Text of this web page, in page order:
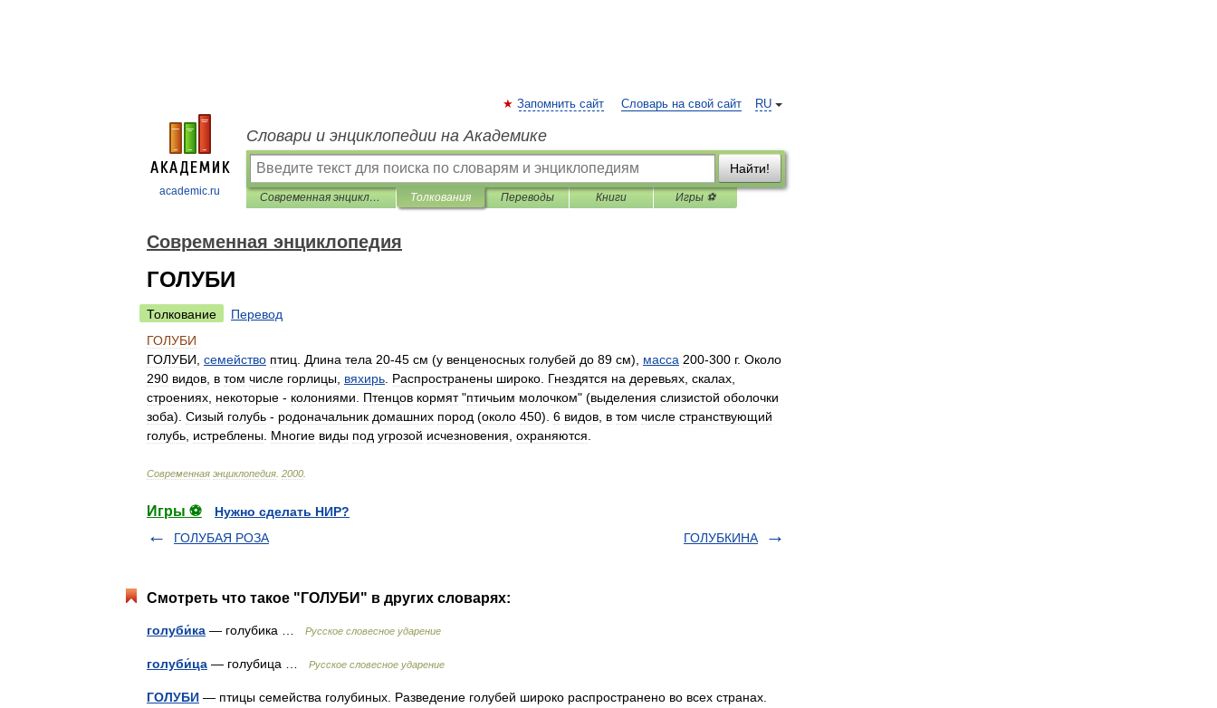
academic.ru
RU
Запомнить сайт Словарь на свой сайт
Словари и энциклопедии на Академике
Найти!
Современная энциклопедия Толкования Переводы Книги Игры ⚽
Современная энциклопедия
ГОЛУБИ
Толкование
Перевод
ГОЛУБИ
ГОЛУБИ семейство птиц Длина тела 20-45 см (у венценосных голубей до 89 см), масса 200-300 г. Около
290 видов в том числе горлицы вяхирь Распространены широко Гнездятся на деревьях скалах
строениях некоторые - колониями Птенцов кормят"птичьим молочком" (выделения слизистой оболочки
зоба). Сизый голубь - родоначальник домашних пород (около 450). 6 видов в том числе странствующий
голубь истреблены Многие виды под угрозой исчезновения охраняются
Современная энциклопедия 2000
Игры ⚽
Нужно сделать НИР?
ГОЛУБАЯ РОЗА
ГОЛУБКИНА
Смотреть что такое "ГОЛУБИ" в других словарях:
голуби́ка — голубика … Русское словесное ударение
голуби́ца — голубица … Русское словесное ударение
ГОЛУБИ — птицы семейства голубиных. Разведение голубей широко распространено во всех странах.